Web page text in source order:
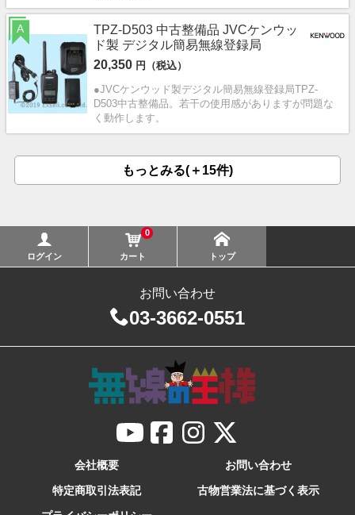
TPZ-D503 中古整備品 JVCケンウッ
ド製 デジタル簡易無線登録局
20,350 円（税込）
●JVCケンウッド製デジタル簡易無線登録局TPZ-
D503中古整備品。若干の使用感がありますが問題な
く動作します。
A
もっとみる(＋15件)
ログイン
0
カート トップ
お問い合わせ
03-3662-0551
会社概要
お問い合わせ
特定商取引法表記
古物営業法に基づく表示